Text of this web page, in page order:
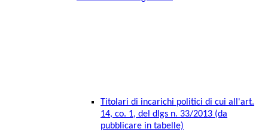
Titolari di incarichi politici di cui all'art.
14, co. 1, del dlgs n. 33/2013 (da
pubblicare in tabelle)